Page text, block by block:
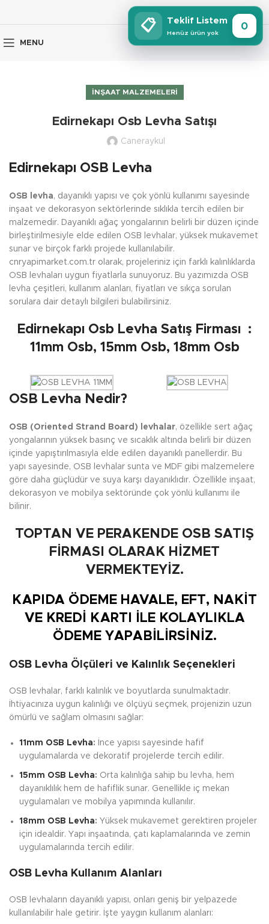
MENU
İNŞAAT MALZEMELERI
Edirnekapı Osb Levha Satışı
Caneraykul
Edirnekapı OSB Levha
OSB levha, dayanıklı yapısı ve çok yönlü kullanımı sayesinde
inşaat ve dekorasyon sektörlerinde sıklıkla tercih edilen bir
malzemedir. Dayanıklı ağaç yongalarının belirli bir düzen içinde
birleştirilmesiyle elde edilen OSB levhalar, yüksek mukavemet
sunar ve birçok farklı projede kullanılabilir.
cnryapimarket.com.tr olarak, projeleriniz için farklı kalınlıklarda
OSB levhaları uygun fiyatlarla sunuyoruz. Bu yazımızda OSB
levha çeşitleri, kullanım alanları, fiyatları ve sıkça sorulan
sorulara dair detaylı bilgileri bulabilirsiniz.
Edirnekapı Osb Levha Satış Firması :
11mm Osb, 15mm Osb, 18mm Osb
OSB Levha Nedir?
OSB (Oriented Strand Board) levhalar, özellikle sert ağaç
yongalarının yüksek basınç ve sıcaklık altında belirli bir düzen
içinde yapıştırılmasıyla elde edilen dayanıklı panellerdir. Bu
yapı sayesinde, OSB levhalar sunta ve MDF gibi malzemelere
göre daha güçlüdür ve suya karşı dayanıklıdır. Özellikle inşaat,
dekorasyon ve mobilya sektöründe çok yönlü kullanımı ile
bilinir.
TOPTAN VE PERAKENDE OSB SATIŞ
FİRMASI OLARAK HİZMET
VERMEKTEYİZ.
KAPIDA ÖDEME HAVALE, EFT, NAKİT
VE KREDİ KARTI İLE KOLAYLIKLA
ÖDEME YAPABİLİRSİNİZ.
OSB Levha Ölçüleri ve Kalınlık Seçenekleri
OSB levhalar, farklı kalınlık ve boyutlarda sunulmaktadır.
İhtiyacınıza uygun kalınlığı ve ölçüyü seçmek, projenizin uzun
ömürlü ve sağlam olmasını sağlar:
11mm OSB Levha: İnce yapısı sayesinde hafif
uygulamalarda ve dekoratif projelerde tercih edilir.
15mm OSB Levha: Orta kalınlığa sahip bu levha, hem
dayanıklılık hem de hafiflik sunar. Genellikle iç mekan
uygulamaları ve mobilya yapımında kullanılır.
18mm OSB Levha: Yüksek mukavemet gerektiren projeler
için idealdir. Yapı inşaatında, çatı kaplamalarında ve zemin
uygulamalarında tercih edilir.
OSB Levha Kullanım Alanları
OSB levhaların dayanıklı yapısı, onları geniş bir yelpazede
kullanılabilir hale getirir. İşte yaygın kullanım alanları:
📋 Teklif Listem
Henüz ürün yok
0